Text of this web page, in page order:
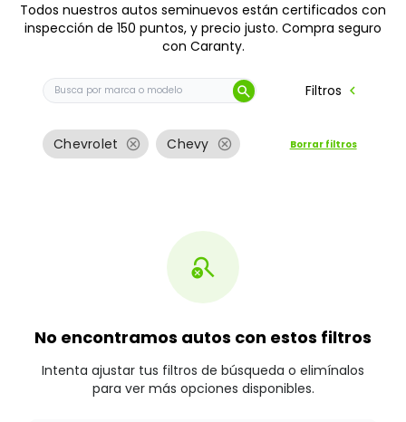
Todos nuestros autos seminuevos están certificados con
inspección de 150 puntos, y precio justo. Compra seguro
con Caranty.
Buscar auto por marca o modelo
search Filtros chevron_left
Chevrolet cancel Chevy cancel Borrar filtros
search_off
No encontramos autos con estos filtros
Intenta ajustar tus filtros de búsqueda o elimínalos
para ver más opciones disponibles.